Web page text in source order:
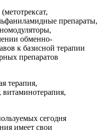
препараты,
обменно-
к базисной терапии
препаратов
терапия,
витаминотерапия,
сегодня
имеет свои